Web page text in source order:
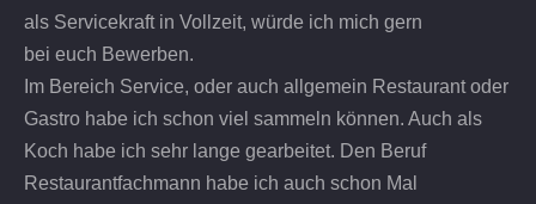
als Servicekraft in Vollzeit, würde ich mich gern
bei euch Bewerben.
Im Bereich Service, oder auch allgemein Restaurant oder
Gastro habe ich schon viel sammeln können. Auch als
Koch habe ich sehr lange gearbeitet. Den Beruf
Restaurantfachmann habe ich auch schon Mal